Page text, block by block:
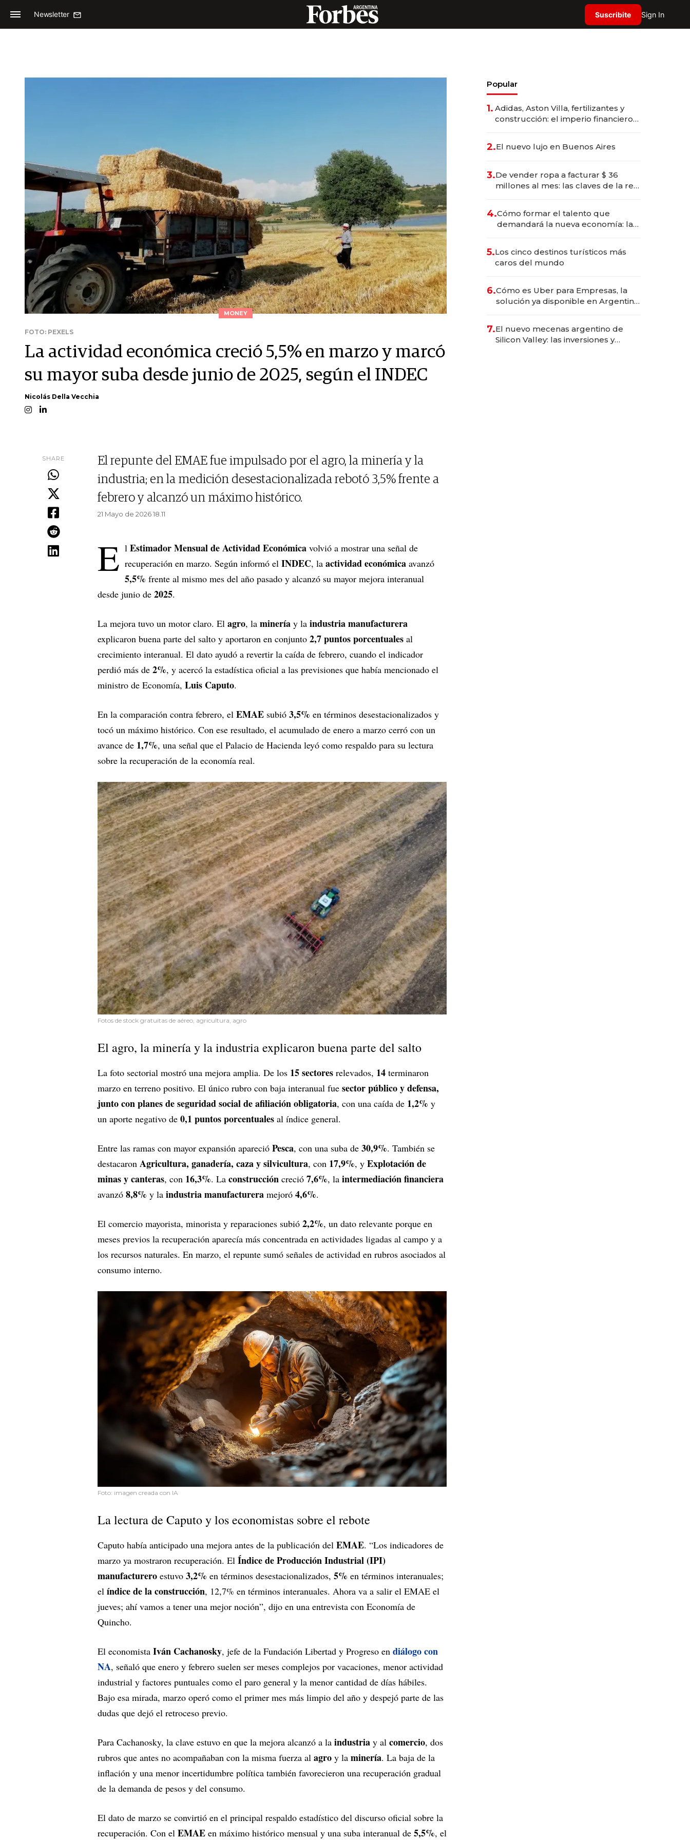
Newsletter Suscribite Sign In
MONEY
FOTO: PEXELS
La actividad económica creció 5,5% en marzo y marcó
su mayor suba desde junio de 2025, según el INDEC
Nicolás Della Vecchia
SHARE
El repunte del EMAE fue impulsado por el agro, la minería y la
industria; en la medición desestacionalizada rebotó 3,5% frente a
febrero y alcanzó un máximo histórico.
21 Mayo de 2026 18.11
E l Estimador Mensual de Actividad Económica volvió a mostrar una señal de
recuperación en marzo. Según informó el INDEC, la actividad económica avanzó
5,5% frente al mismo mes del año pasado y alcanzó su mayor mejora interanual
desde junio de 2025.
La mejora tuvo un motor claro. El agro, la minería y la industria manufacturera
explicaron buena parte del salto y aportaron en conjunto 2,7 puntos porcentuales al
crecimiento interanual. El dato ayudó a revertir la caída de febrero, cuando el indicador
perdió más de 2%, y acercó la estadística oficial a las previsiones que había mencionado el
ministro de Economía, Luis Caputo.
En la comparación contra febrero, el EMAE subió 3,5% en términos desestacionalizados y
tocó un máximo histórico. Con ese resultado, el acumulado de enero a marzo cerró con un
avance de 1,7%, una señal que el Palacio de Hacienda leyó como respaldo para su lectura
sobre la recuperación de la economía real.
Fotos de stock gratuitas de aéreo, agricultura, agro
El agro, la minería y la industria explicaron buena parte del salto
La foto sectorial mostró una mejora amplia. De los 15 sectores relevados, 14 terminaron
marzo en terreno positivo. El único rubro con baja interanual fue sector público y defensa,
junto con planes de seguridad social de afiliación obligatoria, con una caída de 1,2% y
un aporte negativo de 0,1 puntos porcentuales al índice general.
Entre las ramas con mayor expansión apareció Pesca, con una suba de 30,9%. También se
destacaron Agricultura, ganadería, caza y silvicultura, con 17,9%, y Explotación de
minas y canteras, con 16,3%. La construcción creció 7,6%, la intermediación financiera
avanzó 8,8% y la industria manufacturera mejoró 4,6%.
El comercio mayorista, minorista y reparaciones subió 2,2%, un dato relevante porque en
meses previos la recuperación aparecía más concentrada en actividades ligadas al campo y a
los recursos naturales. En marzo, el repunte sumó señales de actividad en rubros asociados al
consumo interno.
Foto: imagen creada con IA
La lectura de Caputo y los economistas sobre el rebote
Caputo había anticipado una mejora antes de la publicación del EMAE. “Los indicadores de
marzo ya mostraron recuperación. El Índice de Producción Industrial (IPI)
manufacturero estuvo 3,2% en términos desestacionalizados, 5% en términos interanuales;
el índice de la construcción, 12,7% en términos interanuales. Ahora va a salir el EMAE el
jueves; ahí vamos a tener una mejor noción”, dijo en una entrevista con Economía de
Quincho.
El economista Iván Cachanosky, jefe de la Fundación Libertad y Progreso en diálogo con
NA, señaló que enero y febrero suelen ser meses complejos por vacaciones, menor actividad
industrial y factores puntuales como el paro general y la menor cantidad de días hábiles.
Bajo esa mirada, marzo operó como el primer mes más limpio del año y despejó parte de las
dudas que dejó el retroceso previo.
Para Cachanosky, la clave estuvo en que la mejora alcanzó a la industria y al comercio, dos
rubros que antes no acompañaban con la misma fuerza al agro y la minería. La baja de la
inflación y una menor incertidumbre política también favorecieron una recuperación gradual
de la demanda de pesos y del consumo.
El dato de marzo se convirtió en el principal respaldo estadístico del discurso oficial sobre la
recuperación. Con el EMAE en máximo histórico mensual y una suba interanual de 5,5%, el
Popular
1. Adidas, Aston Villa, fertilizantes y
construcción: el imperio financiero
2.El nuevo lujo en Buenos Aires
3.De vender ropa a facturar $ 36
millones al mes: las claves de la red
4.Cómo formar el talento que
demandará la nueva economía: las
5.Los cinco destinos turísticos más
caros del mundo
6.Cómo es Uber para Empresas, la
solución ya disponible en Argentina
7.El nuevo mecenas argentino de
Silicon Valley: las inversiones y